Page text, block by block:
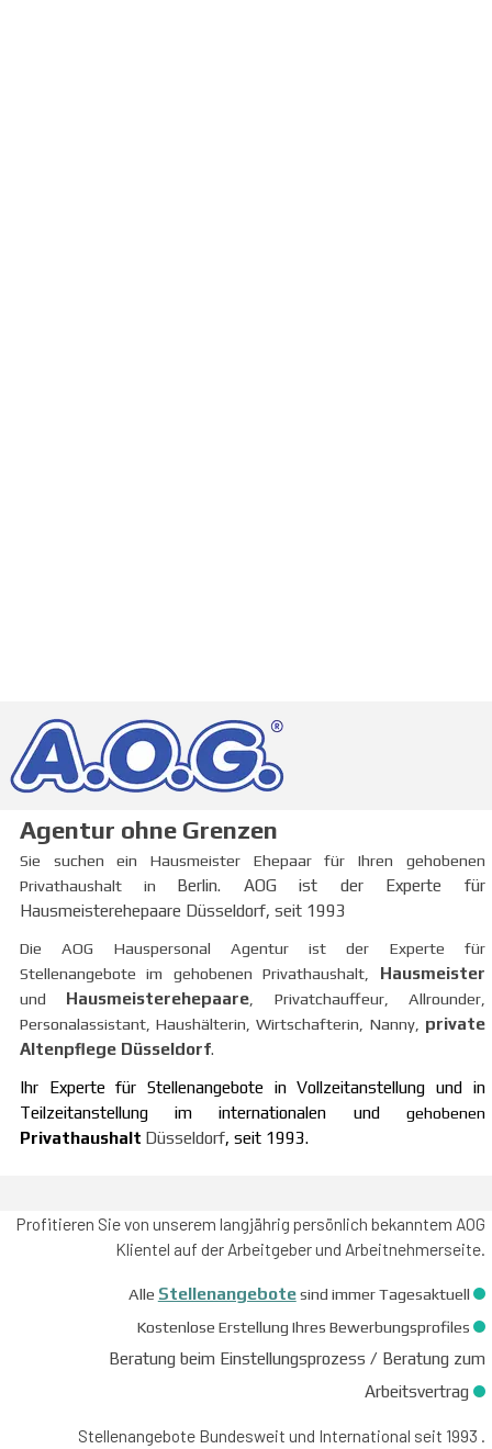
Agentur ohne Grenzen
Sie suchen ein Hausmeister Ehepaar für Ihren gehobenen
Privathaushalt in Berlin. AOG ist der Experte für
Hausmeisterehepaare Düsseldorf, seit 1993
Die AOG Hauspersonal Agentur ist der Experte für
Stellenangebote im gehobenen Privathaushalt, Hausmeister
und Hausmeisterehepaare , Privatchauffeur, Allrounder,
Personalassistant, Haushälterin, Wirtschafterin, Nanny, private
Altenpflege Düsseldorf.
Ihr Expertefür Stellenangebote in Vollzeitanstellung und in
Teilzeitanstellung im internationalen und gehobenen
Privathaushalt Düsseldorf, seit 1993.
Profitieren Sie von unserem langjährig persönlich bekanntem AOG
Klientel auf der Arbeitgeber und Arbeitnehmerseite.
Alle Stellenangebotesind immer Tagesaktuell
Kostenlose Erstellung Ihres Bewerbungsprofiles
Beratung beim Einstellungsprozess / Beratung zum
Arbeitsvertrag
Stellenangebote Bundesweit und International seit 1993 .